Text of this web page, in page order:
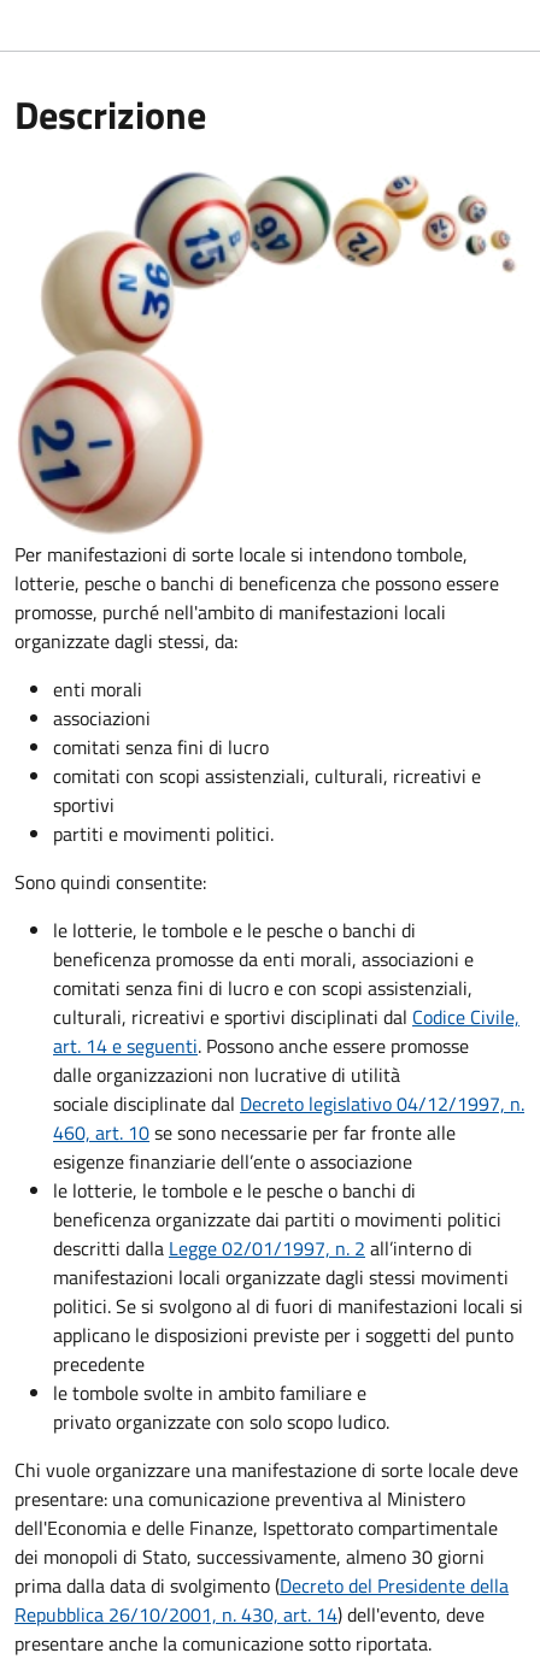
Descrizione
Per manifestazioni di sorte locale si intendono tombole,
lotterie, pesche o banchi di beneficenza che possono essere
promosse, purché nell'ambito di manifestazioni locali
organizzate dagli stessi, da:
enti morali
associazioni
comitati senza fini di lucro
comitati con scopi assistenziali, culturali, ricreativi e
sportivi
partiti e movimenti politici.
Sono quindi consentite:
le lotterie, le tombole e le pesche o banchi di
beneficenza promosse da enti morali, associazioni e
comitati senza fini di lucro e con scopi assistenziali,
culturali, ricreativi e sportivi disciplinati dal Codice Civile,
art. 14 e seguenti. Possono anche essere promosse
dalle organizzazioni non lucrative di utilità
sociale disciplinate dal Decreto legislativo 04/12/1997, n.
460, art. 10se sono necessarie per far fronte alle
esigenze finanziarie dell’ente o associazione
le lotterie, le tombole e le pesche o banchi di
beneficenza organizzate dai partiti o movimenti politici
descritti dalla Legge 02/01/1997, n. 2 all’interno di
manifestazioni locali organizzate dagli stessi movimenti
politici. Se si svolgono al di fuori di manifestazioni locali si
applicano le disposizioni previste per i soggetti del punto
precedente
le tombole svolte in ambito familiare e
privato organizzate con solo scopo ludico.
Chi vuole organizzare una manifestazione di sorte locale deve
presentare: una comunicazione preventiva al Ministero
dell'Economia e delle Finanze, Ispettorato compartimentale
dei monopoli di Stato, successivamente, almeno 30 giorni
prima dalla data di svolgimento (Decreto del Presidente della
Repubblica 26/10/2001, n. 430, art. 14) dell'evento, deve
presentare anche la comunicazione sotto riportata.